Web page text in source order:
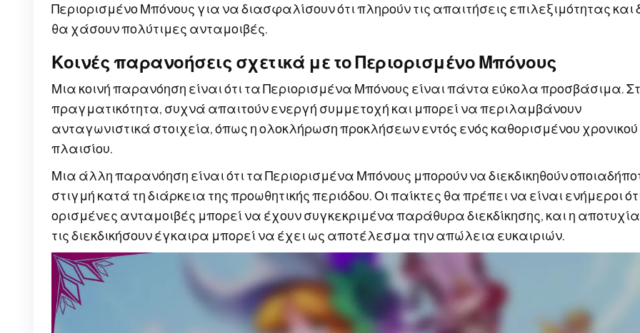
Περιορισμένο Μπόνους για να διασφαλίσουν ότι πληρούν τις απαιτήσεις επιλεξιμότητας και
θα χάσουν πολύτιμες ανταμοιβές.
Κοινές παρανοήσεις σχετικά με το Περιορισμένο Μπόνους
Μια κοινή παρανόηση είναι ότι τα Περιορισμένα Μπόνους είναι πάντα εύκολα προσβάσιμα.
πραγματικότητα, συχνά απαιτούν ενεργή συμμετοχή και μπορεί να περιλαμβάνουν
ανταγωνιστικά στοιχεία, όπως η ολοκλήρωση προκλήσεων εντός ενός καθορισμένου χρονικού
πλαισίου.
Μια άλλη παρανόηση είναι ότι τα Περιορισμένα Μπόνους μπορούν να διεκδικηθούν
στιγμή κατά τη διάρκεια της προωθητικής περιόδου. Οι παίκτες θα πρέπει να είναι ενήμεροι
ορισμένες ανταμοιβές μπορεί να έχουν συγκεκριμένα παράθυρα διεκδίκησης, και η
τις διεκδικήσουν έγκαιρα μπορεί να έχει ως αποτέλεσμα την απώλεια ευκαιριών.